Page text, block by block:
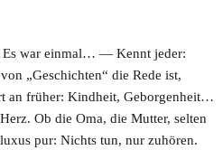
Es war einmal… — Kennt jeder:
„Geschichten“ die Rede ist,
an früher: Kindheit, Geborgenheit…
Ob die Oma, die Mutter, selten
pur: Nichts tun, nur zuhören.